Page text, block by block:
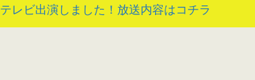
テレビ出演しました！放送内容はコチラ